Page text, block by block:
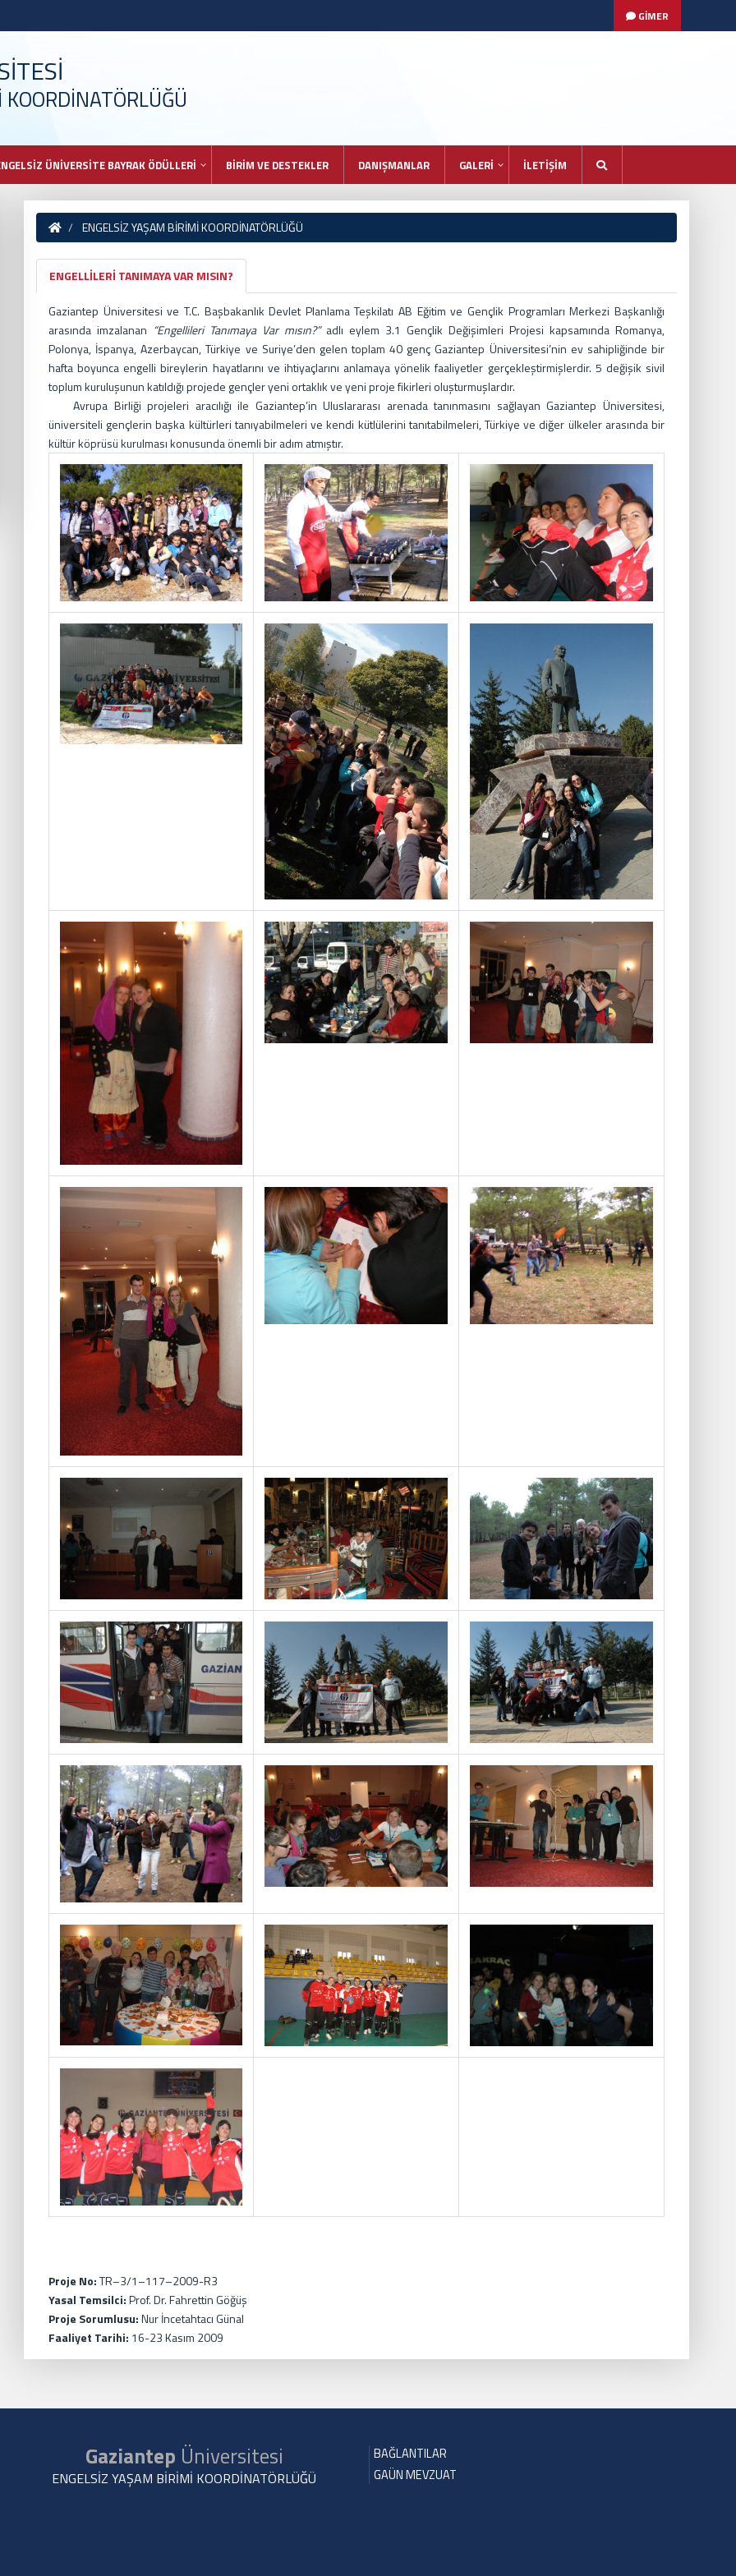
GİMER
ÜNİVERSİTE BAYRAK ÖDÜLLERİ BİRİM VE DESTEKLER DANIŞMANLAR GALERİ İLETİŞİM
ENGELSİZ YAŞAM BİRİMİ KOORDİNATÖRLÜĞÜ
ENGELLİLERİ TANIMAYA VAR MISIN?
Gaziantep Üniversitesi ve T.C. Başbakanlık Devlet Planlama Teşkilatı AB Eğitim ve Gençlik Programları Merkezi Başkanlığı
arasında imzalanan “Engellileri Tanımaya Var mısın?”adlı eylem 3.1 Gençlik Değişimleri Projesi kapsamında Romanya,
Polonya, İspanya, Azerbaycan, Türkiye ve Suriye’den gelen toplam 40 genç Gaziantep Üniversitesi’nin ev sahipliğinde bir
hafta boyunca engelli bireylerin hayatlarını ve ihtiyaçlarını anlamaya yönelik faaliyetler gerçekleştirmişlerdir. 5 değişik sivil
toplum kuruluşunun katıldığı projede gençler yeni ortaklık ve yeni proje fikirleri oluşturmuşlardır.
Avrupa Birliği projeleri aracılığı ile Gaziantep’in Uluslararası arenada tanınmasını sağlayan Gaziantep Üniversitesi,
üniversiteli gençlerin başka kültürleri tanıyabilmeleri ve kendi kütlülerini tanıtabilmeleri, Türkiye ve diğer ülkeler arasında bir
kültür köprüsü kurulması konusunda önemli bir adım atmıştır.
Proje No:TR–3/1–117–2009-R3
Yasal Temsilci:Prof. Dr. Fahrettin Göğüş
Proje Sorumlusu:Nur İncetahtacı Günal
Faaliyet Tarihi: 16-23 Kasım 2009
Gaziantep Üniversitesi
ENGELSİZ YAŞAM BİRİMİ KOORDİNATÖRLÜĞÜ
BAĞLANTILAR
GAÜN MEVZUAT